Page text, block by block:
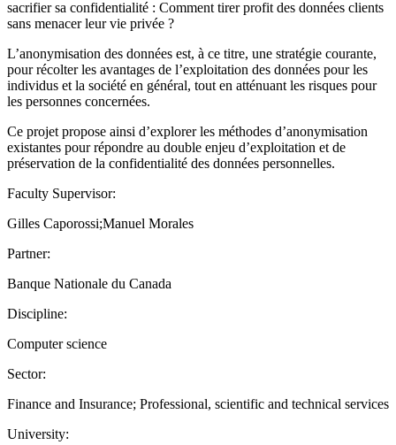
sacrifier sa confidentialité : Comment tirer profit des données clients
sans menacer leur vie privée ?
L’anonymisation des données est, à ce titre, une stratégie courante,
pour récolter les avantages de l’exploitation des données pour les
individus et la société en général, tout en atténuant les risques pour
les personnes concernées.
Ce projet propose ainsi d’explorer les méthodes d’anonymisation
existantes pour répondre au double enjeu d’exploitation et de
préservation de la confidentialité des données personnelles.
Faculty Supervisor:
Gilles Caporossi;Manuel Morales
Partner:
Banque Nationale du Canada
Discipline:
Computer science
Sector:
Finance and Insurance; Professional, scientific and technical services
University: